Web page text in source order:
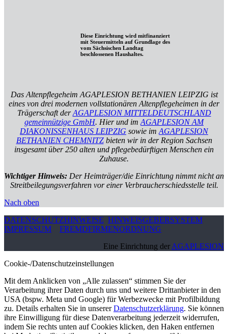
Diese Einrichtung wird mitfinanziert
mit Steuermitteln auf Grundlage des
vom Sächsischen Landtag
beschlossenen Haushaltes.
Das Altenpflegeheim AGAPLESION BETHANIEN LEIPZIG ist
eines von drei modernen vollstationären Altenpflegeheimen in der
Trägerschaft derAGAPLESION MITTELDEUTSCHLAND
gemeinnützige GmbH. Hier und im AGAPLESION AM
DIAKONISSENHAUS LEIPZIG sowie im AGAPLESION
BETHANIEN CHEMNITZbieten wir in der Region Sachsen
insgesamt über 250 alten und pflegebedürftigen Menschen ein
Zuhause.
Wichtiger Hinweis: Der Heimträger/die Einrichtung nimmt nicht an
Streitbeilegungsverfahren vor einer Verbraucherschiedsstelle teil.
Nach oben
DATENSCHUTZHINWEISE HINWEISGEBERSYSTEM
IMPRESSUM
FREMDFIRMENORDNUNG
Eine Einrichtung der AGAPLESION
Cookie-/Datenschutzeinstellungen
Mit dem Anklicken von „Alle zulassen“ stimmen Sie der
Verarbeitung ihrer Daten durch uns und weitere Drittanbieter in den
USA (bspw. Meta und Google) für Werbezwecke mit Profilbildung
zu. Details erhalten Sie in unsererDatenschutzerklärung. Sie können
ihre Einwilligung für diese Datenverarbeitung jederzeit widerrufen,
indem Sie rechts unten auf Cookies klicken, den Haken entfernen